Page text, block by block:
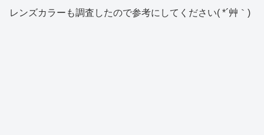
レンズカラーも調査したので参考にしてください( *´艸｀)